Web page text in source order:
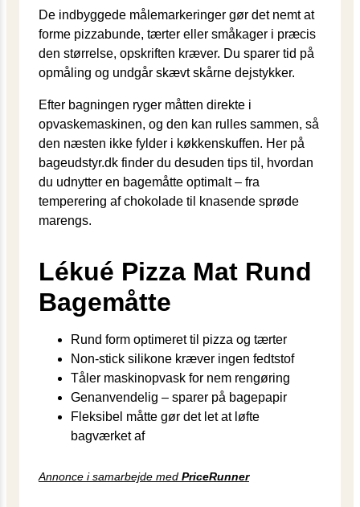
De indbyggede målemarkeringer gør det nemt at
forme pizzabunde, tærter eller småkager i præcis
den størrelse, opskriften kræver. Du sparer tid på
opmåling og undgår skævt skårne dejstykker.
Efter bagningen ryger måtten direkte i
opvaskemaskinen, og den kan rulles sammen, så
den næsten ikke fylder i køkkenskuffen. Her på
bageudstyr.dk finder du desuden tips til, hvordan
du udnytter en bagemåtte optimalt – fra
temperering af chokolade til knasende sprøde
marengs.
Lékué Pizza Mat Rund
Bagemåtte
Rund form optimeret til pizza og tærter
Non-stick silikone kræver ingen fedtstof
Tåler maskinopvask for nem rengøring
Genanvendelig – sparer på bagepapir
Fleksibel måtte gør det let at løfte
bagværket af
Annonce i samarbejde med PriceRunner